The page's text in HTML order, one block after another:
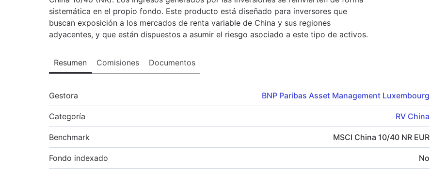
sistemática en el propio fondo. Este producto está diseñado para inversores que
buscan exposición a los mercados de renta variable de China y sus regiones
adyacentes, y que están dispuestos a asumir el riesgo asociado a este tipo de activos.
Resumen Comisiones Documentos
Gestora BNP Paribas Asset Management Luxembourg
Categoría RV China
Benchmark MSCI China 10/40 NR EUR
Fondo indexado No